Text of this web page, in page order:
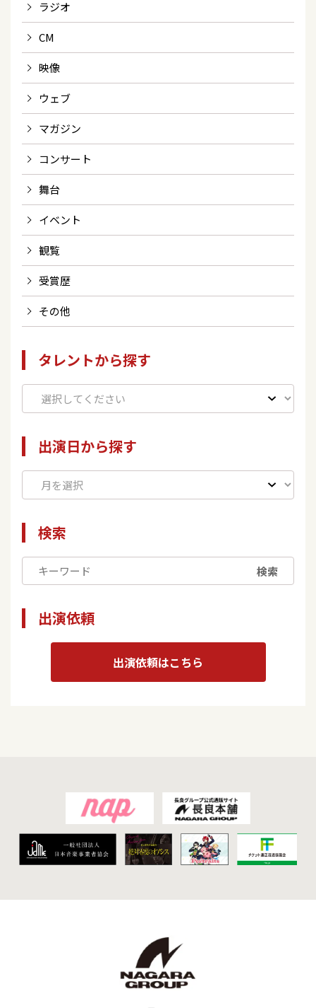
ラジオ
CM
映像
ウェブ
マガジン
コンサート
舞台
イベント
観覧
受賞歴
その他
タレントから探す
出演日から探す
検索
検索
出演依頼
出演依頼はこちら